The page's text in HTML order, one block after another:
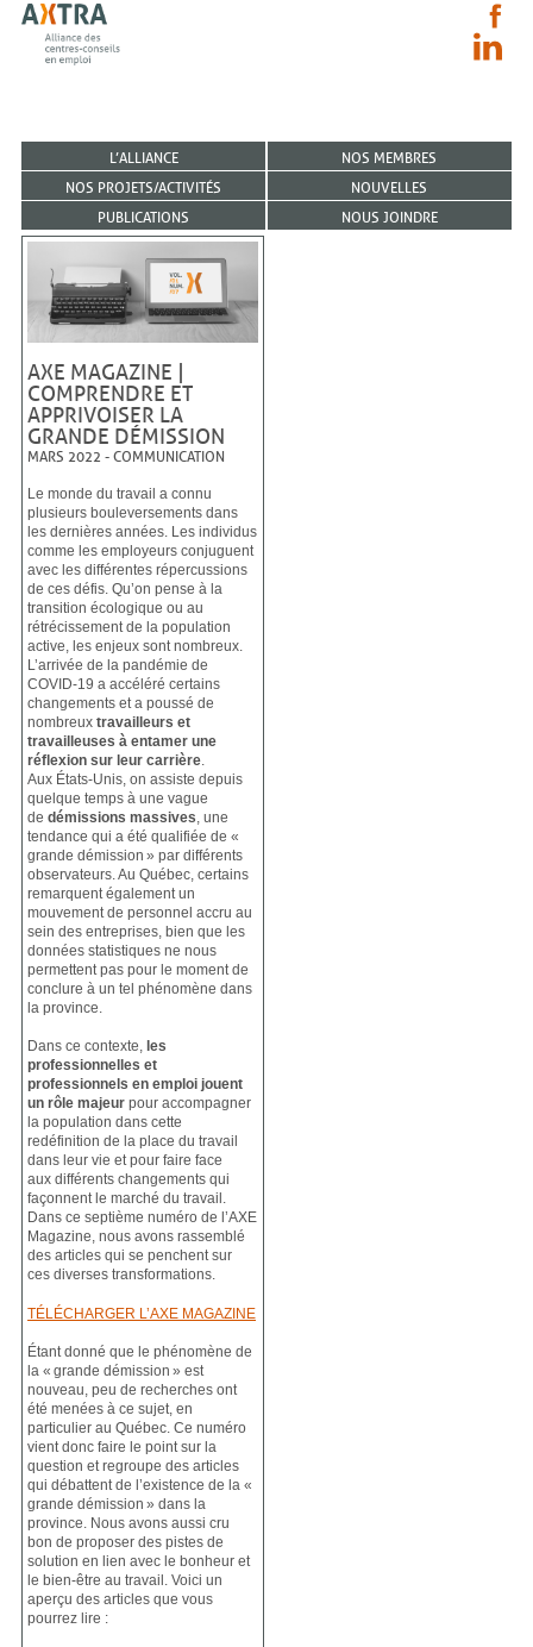
L’ALLIANCE
NOS MEMBRES
NOS PROJETS/ACTIVITÉS
NOUVELLES
PUBLICATIONS
NOUS JOINDRE
AXE MAGAZINE |
COMPRENDRE ET
APPRIVOISER LA
GRANDE DÉMISSION
MARS 2022 - COMMUNICATION
Le monde du travail a connu
plusieurs bouleversements dans
les dernières années. Les individus
comme les employeurs conjuguent
avec les différentes répercussions
de ces défis. Qu’on pense à la
transition écologique ou au
rétrécissement de la population
active, les enjeux sont nombreux.
L’arrivée de la pandémie de
COVID-19 a accéléré certains
changements et a poussé de
nombreuxtravailleurs et
travailleuses à entamer une
réflexion sur leur carrière
Aux États-Unis, on assiste depuis
quelque temps à une vague
dedémissions massives , une
tendance qui a été qualifiée de «
grande démission » par différents
observateurs. Au Québec, certains
remarquent également un
mouvement de personnel accru au
sein des entreprises, bien que les
données statistiques ne nous
permettent pas pour le moment de
conclure à un tel phénomène dans
la province.
Dans ce contexte, les
professionnelles et
professionnels en emploi jouent
un rôle majeur pour accompagner
la population dans cette
redéfinition de la place du travail
dans leur vie et pour faire face
aux différents changements qui
façonnent le marché du travail.
Dans ce septième numéro de l’AXE
Magazine, nous avons rassemblé
des articles qui se penchent sur
ces diverses transformations.
TÉLÉCHARGER L’AXE MAGAZINE
Étant donné que le phénomène de
la « grande démission » est
nouveau, peu de recherches ont
été menées à ce sujet, en
particulier au Québec. Ce numéro
vient donc faire le point sur la
question et regroupe des articles
qui débattent de l’existence de la «
grande démission » dans la
province. Nous avons aussi cru
bon de proposer des pistes de
solution en lien avec le bonheur et
le bien-être au travail. Voici un
aperçu des articles que vous
pourrez lire :